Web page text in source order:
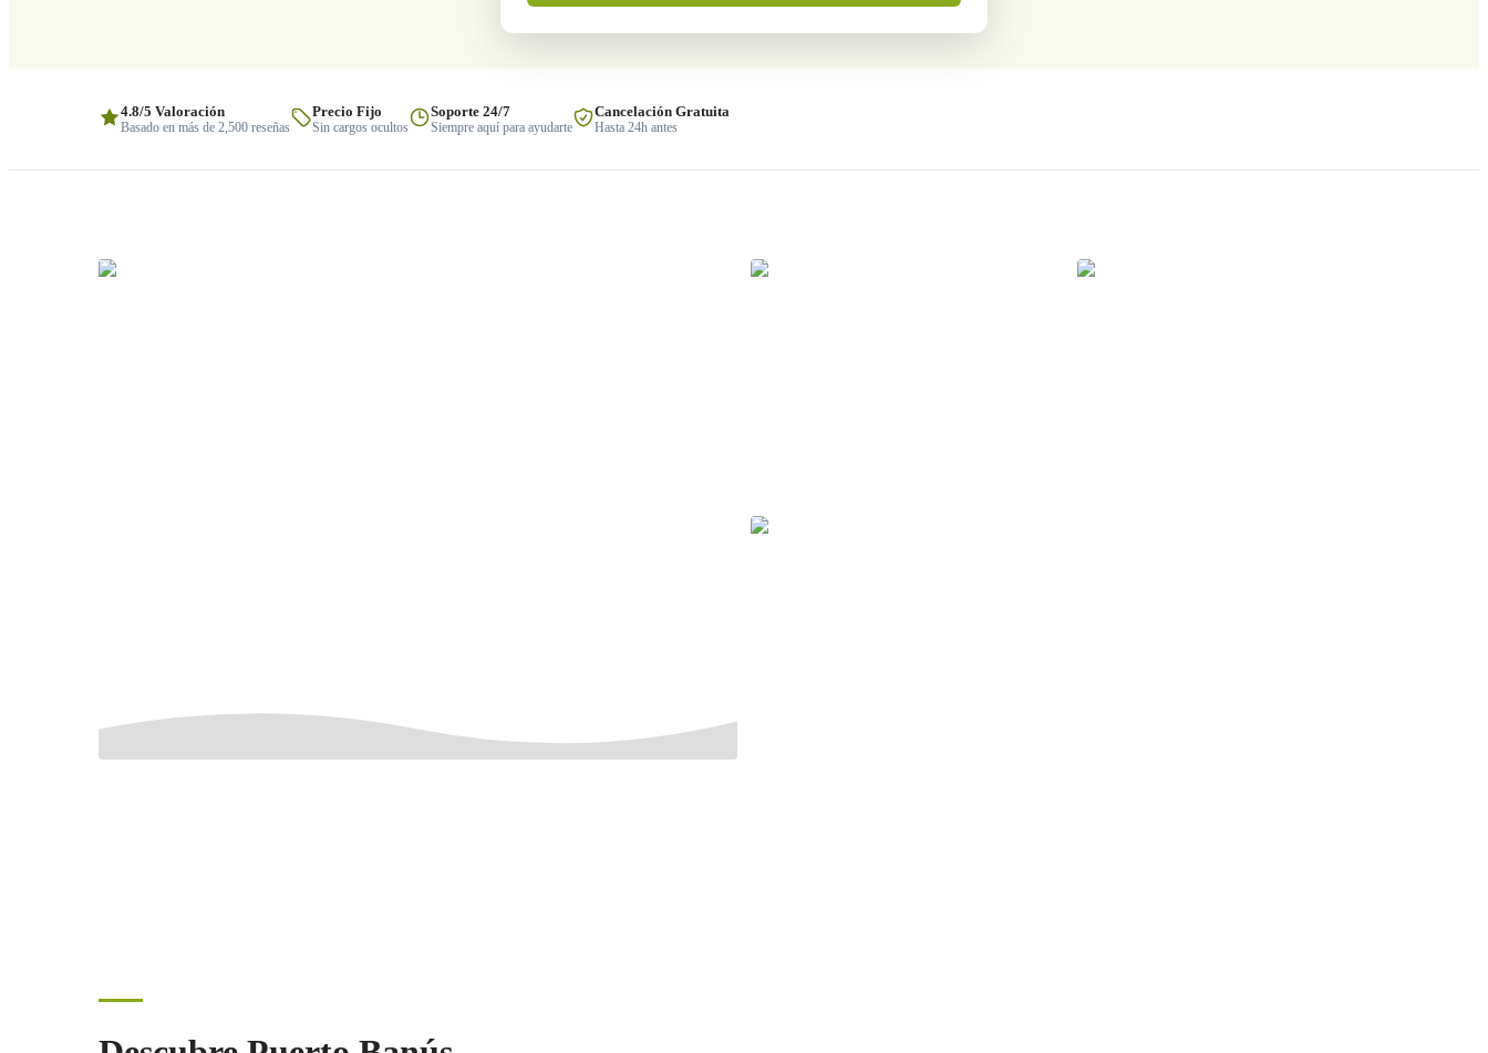
4.8/5 Valoración
Basado en más de 2,500 reseñas
Precio Fijo
Sin cargos ocultos
Soporte 24/7
Siempre aquí para ayudarte
Cancelación Gratuita
Hasta 24h antes